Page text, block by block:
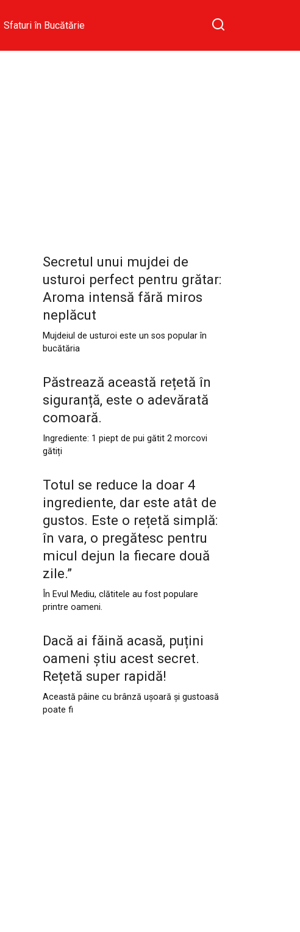
Sfaturi în Bucătărie
Secretul unui mujdei de
usturoi perfect pentru grătar:
Aroma intensă fără miros
neplăcut
Mujdeiul de usturoi este un sos popular în
bucătăria
Păstrează această rețetă în
siguranță, este o adevărată
comoară.
Ingrediente: 1 piept de pui gătit 2 morcovi
gătiți
Totul se reduce la doar 4
ingrediente, dar este atât de
gustos. Este o rețetă simplă:
în vara, o pregătesc pentru
micul dejun la fiecare două
zile.”
În Evul Mediu, clătitele au fost populare
printre oameni.
Dacă ai făină acasă, puțini
oameni știu acest secret.
Rețetă super rapidă!
Această pâine cu brânză ușoară și gustoasă
poate fi